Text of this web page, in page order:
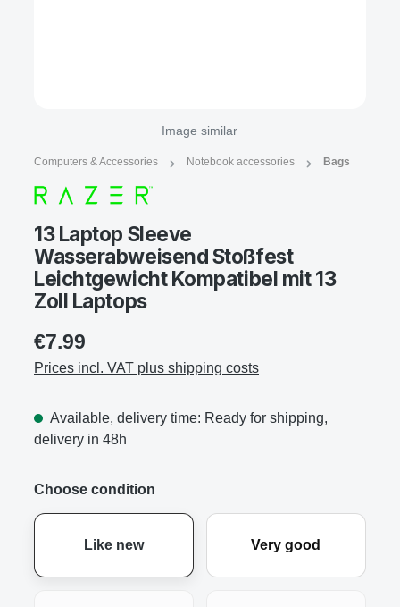
Image similar
Computers & Accessories Notebook accessories Bags
13 Laptop Sleeve
Wasserabweisend Stoßfest
Leichtgewicht Kompatibel mit 13
Zoll Laptops
€7.99
Prices incl. VAT plus shipping costs
Available, delivery time: Ready for shipping,
delivery in 48h
Choose condition
Like new Very good